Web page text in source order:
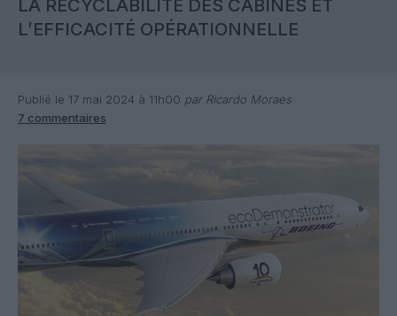
LA RECYCLABILITÉ DES CABINES ET
L’EFFICACITÉ OPÉRATIONNELLE
Publié le 17 mai 2024 à 11h00 par Ricardo Moraes
7 commentaires